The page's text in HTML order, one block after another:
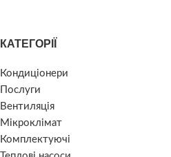
КАТЕГОРІЇ
Кондиціонери
Послуги
Вентиляція
Мікроклімат
Комплектуючі